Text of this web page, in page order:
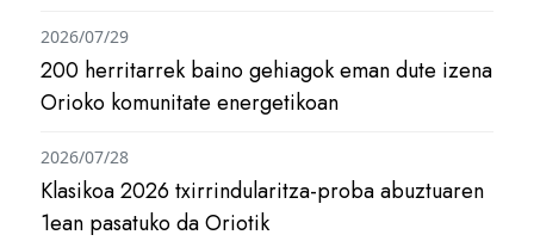
200 herritarrek baino gehiagok eman dute izena
Orioko komunitate energetikoan
2026/07/29
Klasikoa 2026 txirrindularitza-proba abuztuaren
1ean pasatuko da Oriotik
2026/07/28